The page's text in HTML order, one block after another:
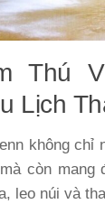
Thú
Lịch
không chỉ
còn mang
leo núi và